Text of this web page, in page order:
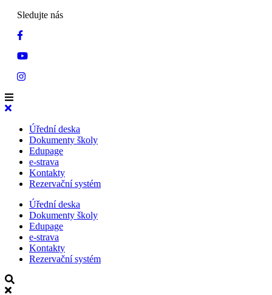
Sledujte nás
Úřední deska
Dokumenty školy
Edupage
e-strava
Kontakty
Rezervační systém
Úřední deska
Dokumenty školy
Edupage
e-strava
Kontakty
Rezervační systém